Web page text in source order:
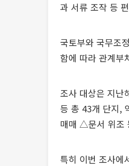
과 서류 조작 등
국토부와 국무조
함에 따라 관계부
조사 대상은 지난
등 총 43개 단지,
매매 △문서 위조
특히 이번 조사에